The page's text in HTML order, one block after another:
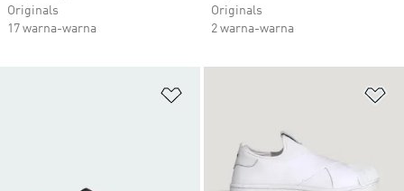
Originals
17 warna-warna
Originals
2 warna-warna